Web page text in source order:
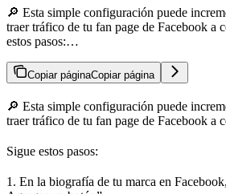
🔎 Esta simple configuración puede
traer tráfico de tu fan page de Facebook a
estos pasos:…
Copiar páginaCopiar página
🔎 Esta simple configuración puede
traer tráfico de tu fan page de Facebook a
Sigue estos pasos:
1. En la biografía de tu marca en